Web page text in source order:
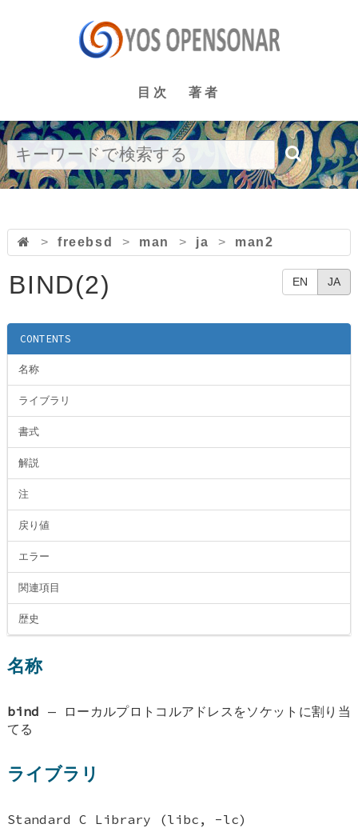
目次 著者
> freebsd > man > ja > man2
EN JA
BIND(2)
CONTENTS
名称
ライブラリ
書式
解説
注
戻り値
エラー
関連項目
歴史
名称
bind —
ローカルプロトコルアドレスをソケットに割り当
てる
ライブラリ
Standard C Library (libc, -lc)